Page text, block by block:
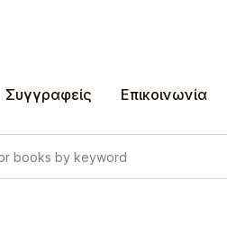
Συγγραφείς Επικοινωνία